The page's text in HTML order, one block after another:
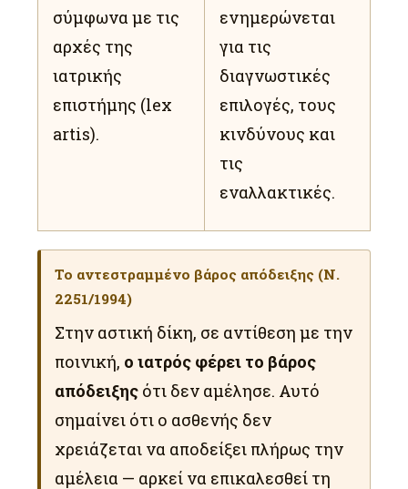
σύμφωνα με τις
αρχές της
ιατρικής
επιστήμης (lex
artis).
ενημερώνεται
για τις
διαγνωστικές
επιλογές, τους
κινδύνους και
τις
εναλλακτικές.
Το αντεστραμμένο βάρος απόδειξης (Ν.
2251/1994)
Στην αστική δίκη, σε αντίθεση με την
ποινική, ο ιατρός φέρει το βάρος
απόδειξης ότι δεν αμέλησε. Αυτό
σημαίνει ότι ο ασθενής δεν
χρειάζεται να αποδείξει πλήρως την
αμέλεια — αρκεί να επικαλεσθεί τη